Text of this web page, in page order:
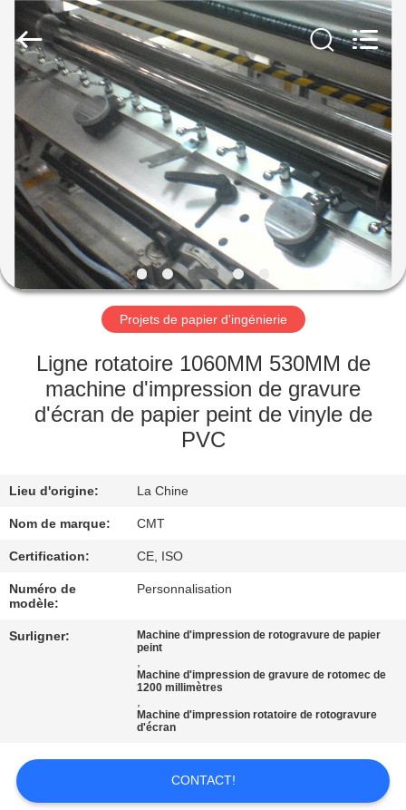
MAISON
DES
PRODUITS
PROPOS
DE
VISITE
DE
CONTRÔLE
DE
QUALITÉ
CONTACTER
DEMANDER
UN DEVIS
ENGINEERING
CO.,
LTD..
Rights
Reserved.
Projets de papier d'ingénierie
Ligne rotatoire 1060MM 530MM de
machine d'impression de gravure
d'écran de papier peint de vinyle de
PVC
Lieu d'origine: La Chine
Nom de marque: CMT
Certification: CE, ISO
Numéro de
modèle:
Personnalisation
Surligner:
Machine d'impression de rotogravure de papier
peint
,
Machine d'impression de gravure de rotomec de
1200 millimètres
,
Machine d'impression rotatoire de rotogravure
d'écran
CONTACT!